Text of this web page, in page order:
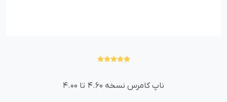
ناپ کامرس نسخه 4.60 تا 4.00